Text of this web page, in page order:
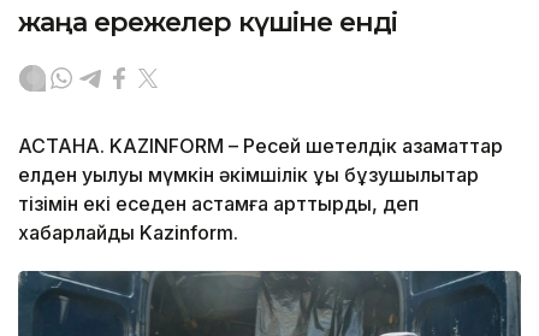
жаңа ережелер күшіне енді
АСТАНА. KAZINFORM – Ресей шетелдік азаматтар
елден қуылуы мүмкін әкімшілік құқық бұзушылықтар
тізімін екі еседен астамға арттырды, деп
хабарлайды Kazinform.